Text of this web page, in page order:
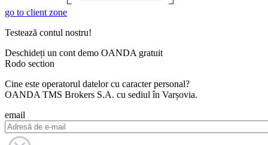
go to client zone
Testează contul nostru!
Deschideți un cont demo OANDA gratuit
Rodo section
Cine este operatorul datelor cu caracter personal?
OANDA TMS Brokers S.A. cu sediul în Varșovia.
email